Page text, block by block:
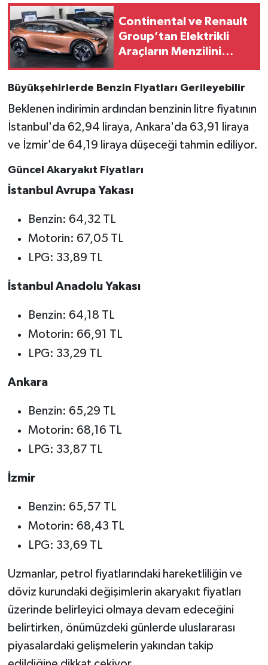
Continental ve Renault
Group’tan Elektrikli
Araçların Menzilini
Büyükşehirlerde Benzin Fiyatları Gerileyebilir
Beklenen indirimin ardından benzinin litre fiyatının
İstanbul'da 62,94 liraya, Ankara'da 63,91 liraya
ve İzmir'de 64,19 liraya düşeceği tahmin ediliyor.
Güncel Akaryakıt Fiyatları
İstanbul Avrupa Yakası
Benzin: 64,32 TL
Motorin: 67,05 TL
LPG: 33,89 TL
İstanbul Anadolu Yakası
Benzin: 64,18 TL
Motorin: 66,91 TL
LPG: 33,29 TL
Ankara
Benzin: 65,29 TL
Motorin: 68,16 TL
LPG: 33,87 TL
İzmir
Benzin: 65,57 TL
Motorin: 68,43 TL
LPG: 33,69 TL
Uzmanlar, petrol fiyatlarındaki hareketliliğin ve
döviz kurundaki değişimlerin akaryakıt fiyatları
üzerinde belirleyici olmaya devam edeceğini
belirtirken, önümüzdeki günlerde uluslararası
piyasalardaki gelişmelerin yakından takip